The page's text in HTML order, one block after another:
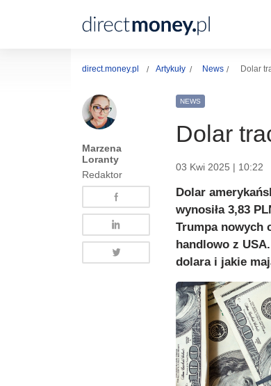
direct.money.pl Artykuły News Dolar
Marzena
Loranty
Redaktor
NEWS
Dolar
03 Kwi 2025 | 10:22
Dolar
wynosiła 3,83
Trumpa nowych
handlowo z
dolara i jakie